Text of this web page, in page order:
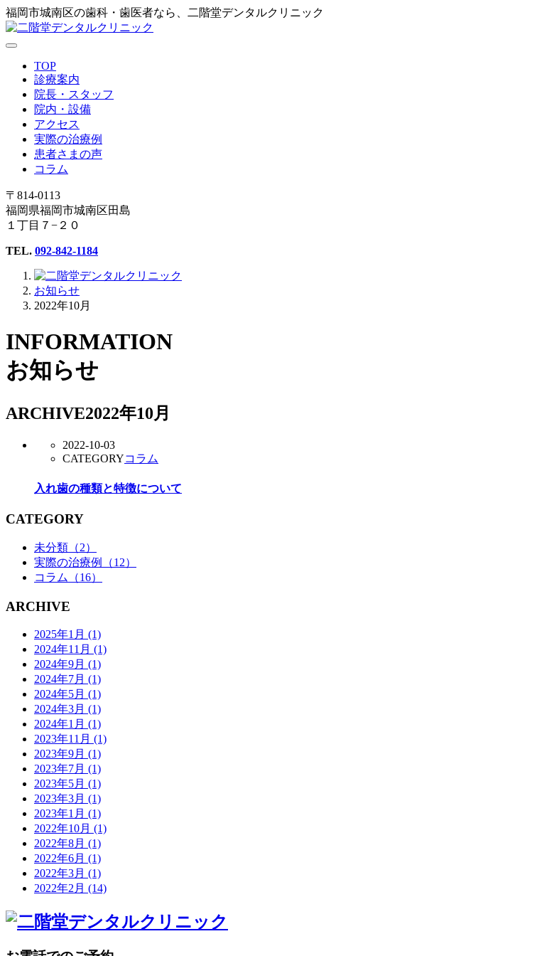
福岡市城南区の歯科・歯医者なら、二階堂デンタルクリニック
TOP
診療案内
院長・スタッフ
院内・設備
アクセス
実際の治療例
患者さまの声
コラム
〒814-0113
福岡県福岡市城南区田島
１丁目７−２０
TEL. 092-842-1184
お知らせ
2022年10月
INFORMATION
お知らせ
ARCHIVE2022年10月
2022-10-03
CATEGORYコラム
入れ歯の種類と特徴について
CATEGORY
未分類 （2）
実際の治療例
（12）
コラム
（16）
ARCHIVE
2025年1月 (1)
2024年11月 (1)
2024年9月 (1)
2024年7月 (1)
2024年5月 (1)
2024年3月 (1)
2024年1月 (1)
2023年11月 (1)
2023年9月 (1)
2023年7月 (1)
2023年5月 (1)
2023年3月 (1)
2023年1月 (1)
2022年10月 (1)
2022年8月 (1)
2022年6月 (1)
2022年3月 (1)
2022年2月 (14)